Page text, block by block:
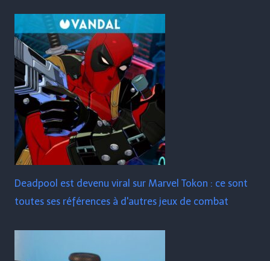
Deadpool est devenu viral sur Marvel Tokon : ce sont
toutes ses références à d'autres jeux de combat